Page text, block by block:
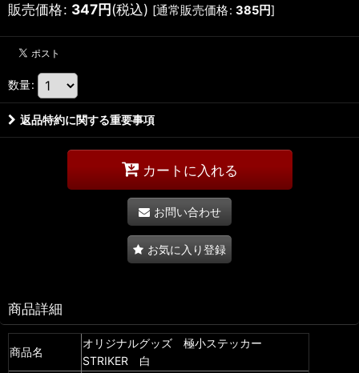
販売価格: 347円(税込) [通常販売価格: 385円]
数量:
返品特約に関する重要事項
カートに入れる
お問い合わせ
お気に入り登録
商品詳細
商品名
オリジナルグッズ 極小ステッカー
STRIKER 白